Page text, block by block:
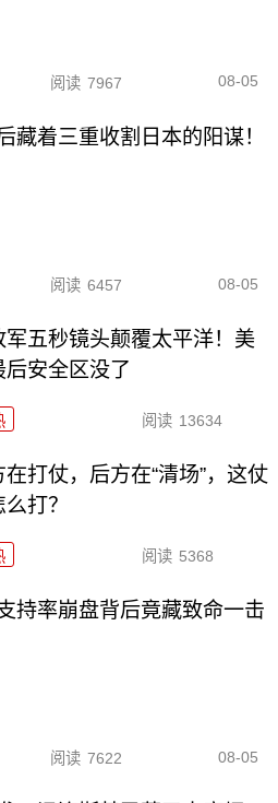
阅读 7967 08-05
藏着三重收割日本的阳谋！
阅读 6457 08-05
军五秒镜头颠覆太平洋！美
后安全区没了
阅读 13634
在打仗，后方在“清场”，这仗
打？
阅读 5368
持率崩盘背后竟藏致命一击
阅读 7622 08-05